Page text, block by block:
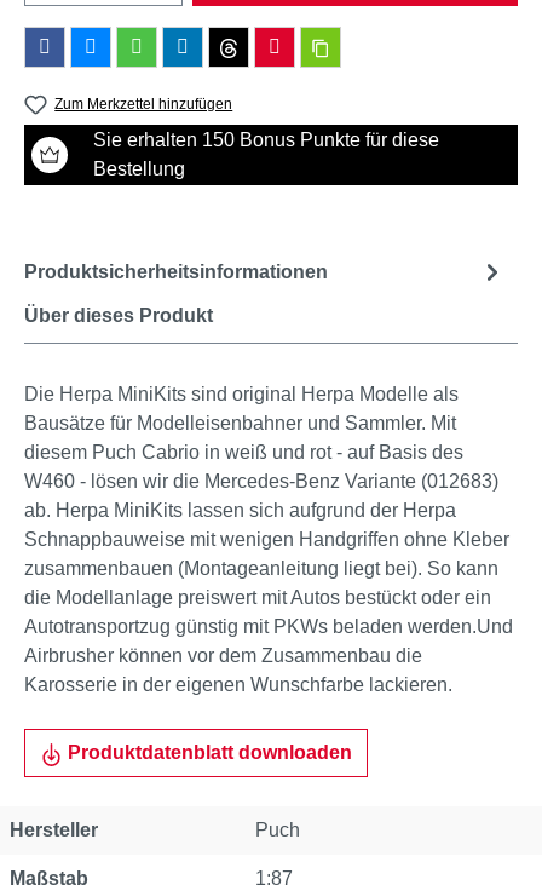
Zum Merkzettel hinzufügen
Sie erhalten 150 Bonus Punkte für diese
Bestellung
Über dieses Produkt
Produktsicherheitsinformationen
Die Herpa MiniKits sind original Herpa Modelle als
Bausätze für Modelleisenbahner und Sammler. Mit
diesem Puch Cabrio in weiß und rot - auf Basis des
W460 - lösen wir die Mercedes-Benz Variante (012683)
ab. Herpa MiniKits lassen sich aufgrund der Herpa
Schnappbauweise mit wenigen Handgriffen ohne Kleber
zusammenbauen (Montageanleitung liegt bei). So kann
die Modellanlage preiswert mit Autos bestückt oder ein
Autotransportzug günstig mit PKWs beladen werden.Und
Airbrusher können vor dem Zusammenbau die
Karosserie in der eigenen Wunschfarbe lackieren.
Produktdatenblatt downloaden
Eigenschaft
Hersteller Puch
Maßstab 1:87